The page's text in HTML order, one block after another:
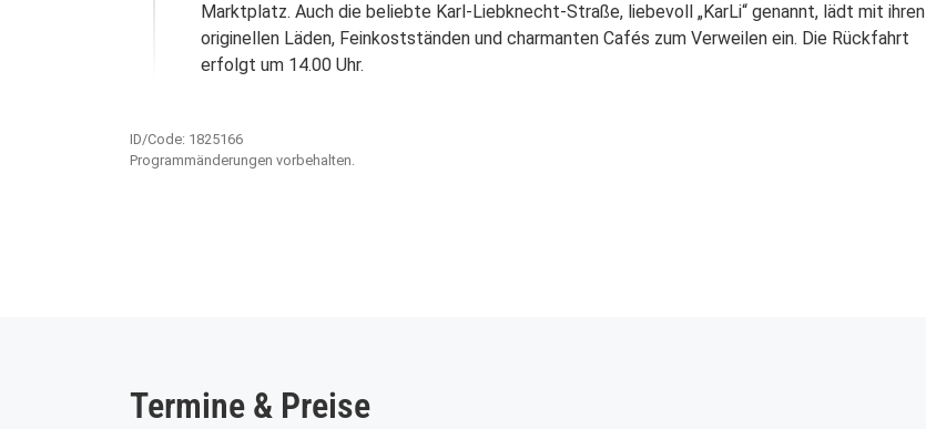
Marktplatz. Auch die beliebte Karl-Liebknecht-Straße, liebevoll „KarLi“ genannt, lädt mit ihren
originellen Läden, Feinkostständen und charmanten Cafés zum Verweilen ein. Die Rückfahrt
erfolgt um 14.00 Uhr.
ID/Code: 1825166
Programmänderungen vorbehalten.
Termine & PreiseWir sind auch über WhatsApp erreichbar!